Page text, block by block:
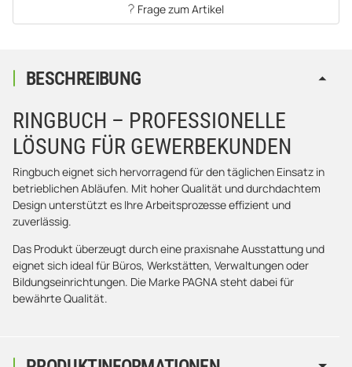
Frage zum Artikel
BESCHREIBUNG
RINGBUCH – PROFESSIONELLE
LÖSUNG FÜR GEWERBEKUNDEN
Ringbuch eignet sich hervorragend für den täglichen Einsatz in
betrieblichen Abläufen. Mit hoher Qualität und durchdachtem
Design unterstützt es Ihre Arbeitsprozesse effizient und
zuverlässig.
Das Produkt überzeugt durch eine praxisnahe Ausstattung und
eignet sich ideal für Büros, Werkstätten, Verwaltungen oder
Bildungseinrichtungen. Die Marke PAGNA steht dabei für
bewährte Qualität.